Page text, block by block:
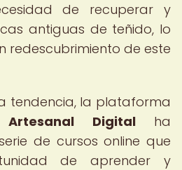
de recuperar y
antiguas de teñido, lo
redescubrimiento de este
tendencia, la plataforma
Artesanal Digitalha
de cursos online que
de aprender y